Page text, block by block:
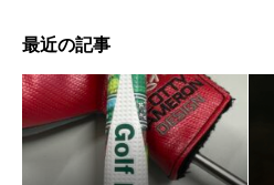
最近の記事